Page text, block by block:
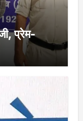
प्रेम-